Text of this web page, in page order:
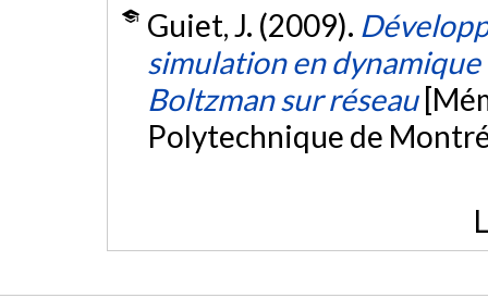
Guiet, J. (2009).
simulation en
Boltzman sur réseau
Polytechnique de